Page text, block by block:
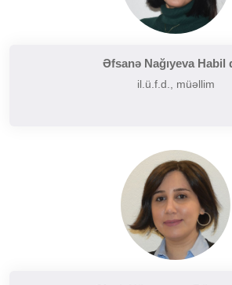
Əfsanə Nağıyeva Habil
il.ü.f.d., müəllim